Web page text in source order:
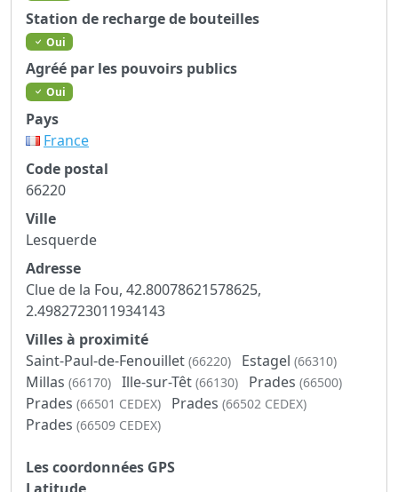
Station de recharge de bouteilles
Oui
Agréé par les pouvoirs publics
Oui
Pays
France
Code postal
66220
Ville
Lesquerde
Adresse
Clue de la Fou, 42.80078621578625,
2.4982723011934143
Villes à proximité
Saint-Paul-de-Fenouillet (66220) Estagel (66310)
Millas (66170) Ille-sur-Têt (66130) Prades (66500)
Prades (66501 CEDEX) Prades (66502 CEDEX)
Prades (66509 CEDEX)
Les coordonnées GPS
Latitude